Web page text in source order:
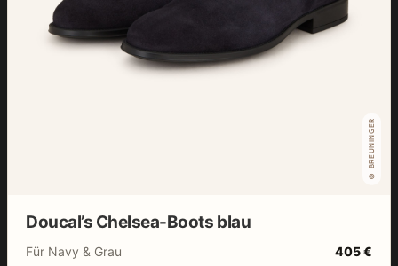
© BREUNINGER
Doucal’s Chelsea-Boots blau
Für Navy & Grau 405 €